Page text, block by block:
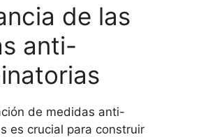
de las
anti-
de medidas anti-
es crucial para construir